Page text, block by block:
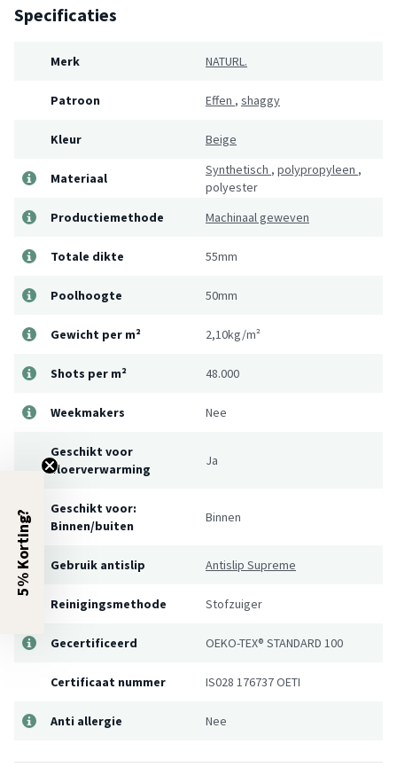
Specificaties
Merk NATURL.
Patroon Effen , shaggy
Kleur Beige
Materiaal
Synthetisch , polypropyleen ,
polyester
Productiemethode
Machinaal geweven
Totale dikte 55mm
Poolhoogte 50mm
Gewicht per m² 2,10kg/m²
Shots per m² 48.000
Weekmakers Nee
Geschikt voor
vloerverwarming
Ja
Geschikt voor:
Binnen/buiten
Binnen
Gebruik antislip Antislip Supreme
Reinigingsmethode Stofzuiger
Gecertificeerd OEKO-TEX® STANDARD 100
Certificaat nummer IS028 176737 OETI
Anti allergie Nee
5% Korting?